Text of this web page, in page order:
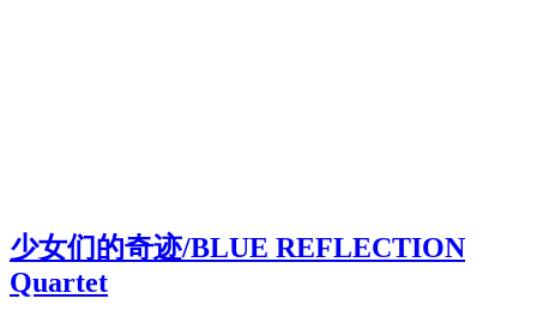
少女们的奇迹/BLUE REFLECTION
Quartet